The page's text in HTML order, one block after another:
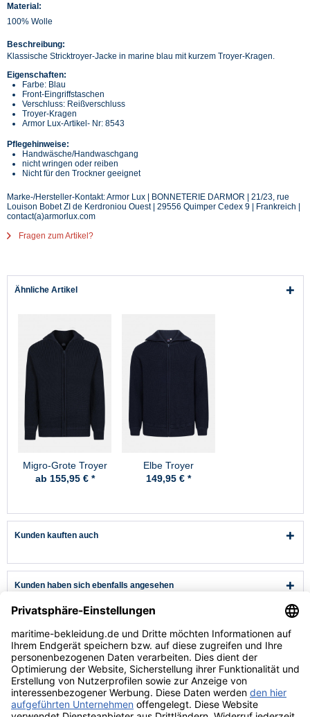
Material:
100% Wolle
Beschreibung:
Klassische Stricktroyer-Jacke in marine blau mit kurzem Troyer-Kragen.
Eigenschaften:
Farbe: Blau
Front-Eingriffstaschen
Verschluss: Reißverschluss
Troyer-Kragen
Armor Lux-Artikel- Nr: 8543
Pflegehinweise:
Handwäsche/Handwaschgang
nicht wringen oder reiben
Nicht für den Trockner geeignet
Marke-/Hersteller-Kontakt: Armor Lux | BONNETERIE DARMOR | 21/23, rue
Louison Bobet ZI de Kerdroniou Ouest | 29556 Quimper Cedex 9 | Frankreich |
contact(a)armorlux.com
Fragen zum Artikel?
Ähnliche Artikel
Migro-Grote Troyer
Strickjacke
ab 155,95 € *
Elbe Troyer
Strickjacke II, S-
149,95 € *
Kunden kauften auch
Kunden haben sich ebenfalls angesehen
Kundenservice
Hilfe & Infos